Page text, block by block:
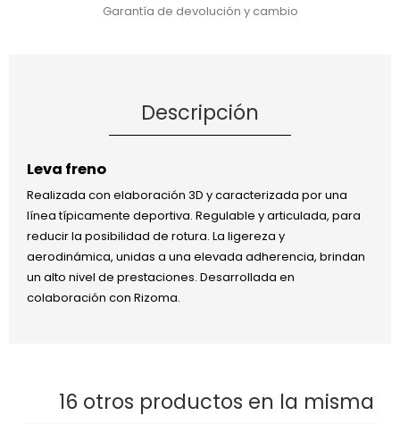
Garantía de devolución y cambio
Descripción
Leva freno
Realizada con elaboración 3D y caracterizada por una
línea típicamente deportiva. Regulable y articulada, para
reducir la posibilidad de rotura. La ligereza y
aerodinámica, unidas a una elevada adherencia, brindan
un alto nivel de prestaciones. Desarrollada en
colaboración con Rizoma.
16 otros productos en la misma